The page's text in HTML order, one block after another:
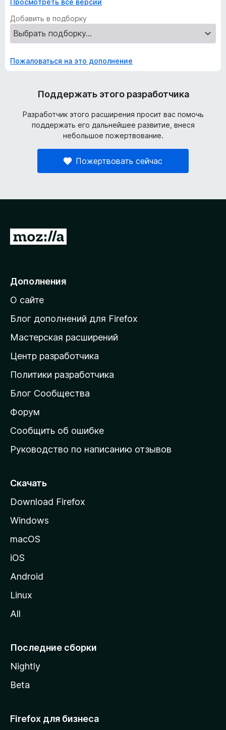
Просмотреть все версии
Добавить в подборку
Пожаловаться на это дополнение
Поддержать этого разработчика
Разработчик этого расширения просит вас помочь
поддержать его дальнейшее развитие, внеся
небольшое пожертвование.
Пожертвовать сейчас
П
е
й
т
и
а
д
о
а
ш
н
ю
т
а
н
у
M
i
l
Дополнения
О сайте
Блог дополнений для Firefox
Мастерская расширений
Центр разработчика
Политики разработчика
Блог Сообщества
Форум
Сообщить об ошибке
Руководство по написанию отзывов
Скачать
Download Firefox
Windows
macOS
iOS
Android
Linux
All
Последние сборки
Nightly
Beta
Firefox для бизнеса